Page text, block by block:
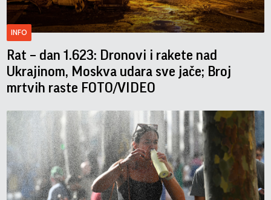
INFO
Rat – dan 1.623: Dronovi i rakete nad
Ukrajinom, Moskva udara sve jače; Broj
mrtvih raste FOTO/VIDEO